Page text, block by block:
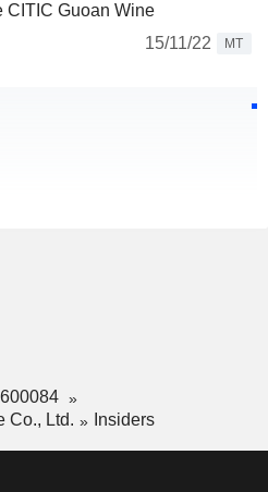
CITIC Guoan Wine
15/11/22
MT
Co., Ltd.
Insiders